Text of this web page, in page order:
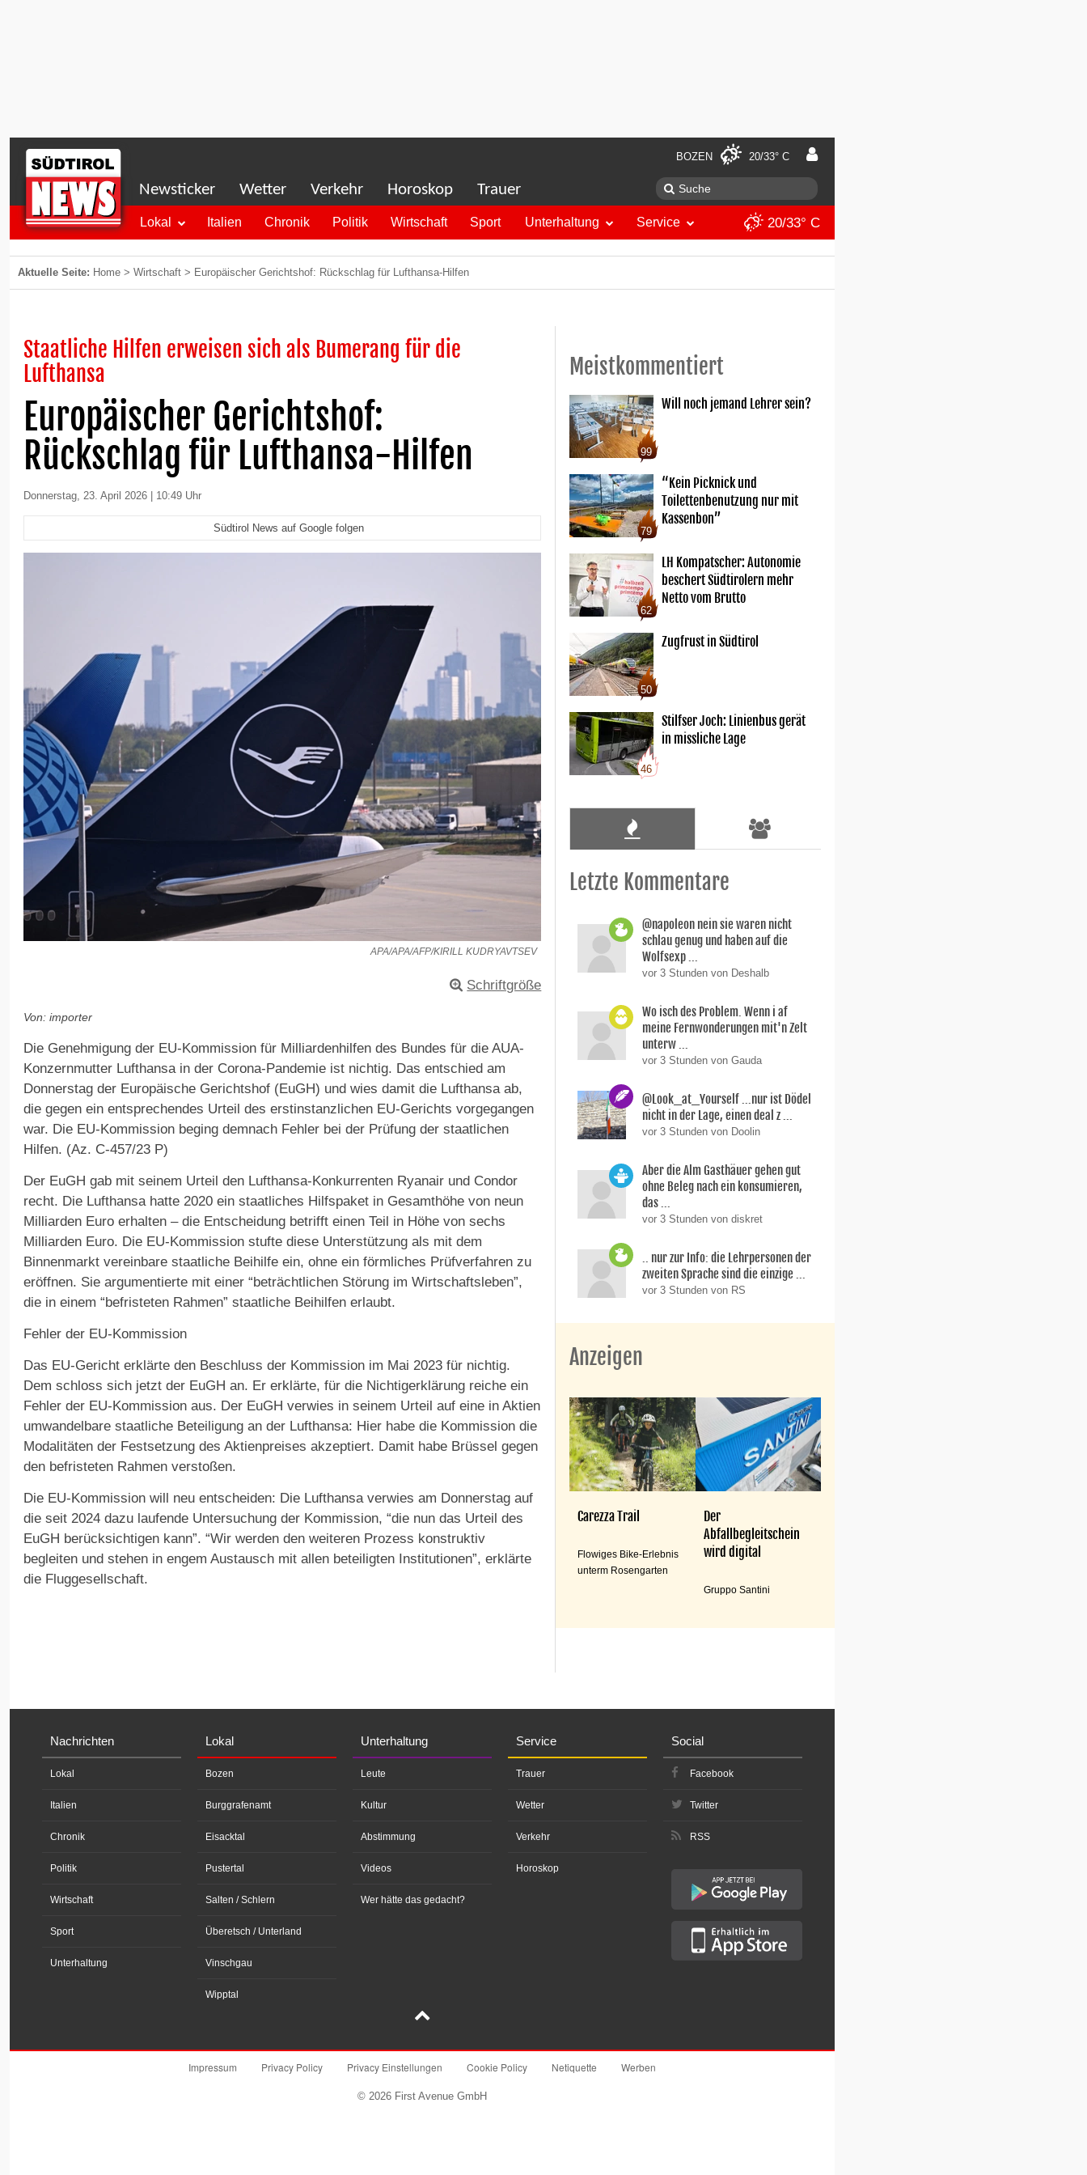
BOZEN 20/33° C
Newsticker Wetter Verkehr Horoskop Trauer
Lokal Italien Chronik Politik Wirtschaft Sport Unterhaltung Service 20/33° C
Aktuelle Seite: Home > Wirtschaft > Europäischer Gerichtshof: Rückschlag für Lufthansa-Hilfen
Staatliche Hilfen erweisen sich als Bumerang für die
Lufthansa
Europäischer Gerichtshof:
Rückschlag für Lufthansa-Hilfen
Donnerstag, 23. April 2026 | 10:49 Uhr
Südtirol News auf Google folgen
APA/APA/AFP/KIRILL KUDRYAVTSEV
Schriftgröße
Von: importer
Die Genehmigung der EU-Kommission für Milliardenhilfen des Bundes für die AUA-
Konzernmutter Lufthansa in der Corona-Pandemie ist nichtig. Das entschied am
Donnerstag der Europäische Gerichtshof (EuGH) und wies damit die Lufthansa ab,
die gegen ein entsprechendes Urteil des erstinstanzlichen EU-Gerichts vorgegangen
war. Die EU-Kommission beging demnach Fehler bei der Prüfung der staatlichen
Hilfen. (Az. C-457/23 P)
Der EuGH gab mit seinem Urteil den Lufthansa-Konkurrenten Ryanair und Condor
recht. Die Lufthansa hatte 2020 ein staatliches Hilfspaket in Gesamthöhe von neun
Milliarden Euro erhalten – die Entscheidung betrifft einen Teil in Höhe von sechs
Milliarden Euro. Die EU-Kommission stufte diese Unterstützung als mit dem
Binnenmarkt vereinbare staatliche Beihilfe ein, ohne ein förmliches Prüfverfahren zu
eröffnen. Sie argumentierte mit einer “beträchtlichen Störung im Wirtschaftsleben”,
die in einem “befristeten Rahmen” staatliche Beihilfen erlaubt.
Fehler der EU-Kommission
Das EU-Gericht erklärte den Beschluss der Kommission im Mai 2023 für nichtig.
Dem schloss sich jetzt der EuGH an. Er erklärte, für die Nichtigerklärung reiche ein
Fehler der EU-Kommission aus. Der EuGH verwies in seinem Urteil auf eine in Aktien
umwandelbare staatliche Beteiligung an der Lufthansa: Hier habe die Kommission die
Modalitäten der Festsetzung des Aktienpreises akzeptiert. Damit habe Brüssel gegen
den befristeten Rahmen verstoßen.
Die EU-Kommission will neu entscheiden: Die Lufthansa verwies am Donnerstag auf
die seit 2024 dazu laufende Untersuchung der Kommission, “die nun das Urteil des
EuGH berücksichtigen kann”. “Wir werden den weiteren Prozess konstruktiv
begleiten und stehen in engem Austausch mit allen beteiligten Institutionen”, erklärte
die Fluggesellschaft.
Meistkommentiert
99
Will noch jemand Lehrer sein?
79
“Kein Picknick und
Toilettenbenutzung nur mit
Kassenbon”
62
LH Kompatscher: Autonomie
beschert Südtirolern mehr
Netto vom Brutto
50
Zugfrust in Südtirol
46
Stilfser Joch: Linienbus gerät
in missliche Lage
Letzte Kommentare
@napoleon nein sie waren nicht
schlau genug und haben auf die
Wolfsexp ...
vor 3 Stunden von Deshalb
Wo isch des Problem. Wenn i af
meine Fernwonderungen mit'n Zelt
unterw ...
vor 3 Stunden von Gauda
@Look_at_Yourself ...nur ist Dödel
nicht in der Lage, einen deal z ...
vor 3 Stunden von Doolin
Aber die Alm Gasthäuer gehen gut
ohne Beleg nach ein konsumieren,
das ...
vor 3 Stunden von diskret
.. nur zur Info: die Lehrpersonen der
zweiten Sprache sind die einzige ...
vor 3 Stunden von RS
Anzeigen
Carezza Trail
Flowiges Bike-Erlebnis
unterm Rosengarten
Der
Abfallbegleitschein
wird digital
Gruppo Santini
Nachrichten
Lokal
Italien
Chronik
Politik
Wirtschaft
Sport
Unterhaltung
Lokal
Bozen
Burggrafenamt
Eisacktal
Pustertal
Salten / Schlern
Überetsch / Unterland
Vinschgau
Wipptal
Unterhaltung
Leute
Kultur
Abstimmung
Videos
Wer hätte das gedacht?
Service
Trauer
Wetter
Verkehr
Horoskop
Social
Facebook
Twitter
RSS
Impressum Privacy Policy Privacy Einstellungen Cookie Policy Netiquette Werben
© 2026 First Avenue GmbH